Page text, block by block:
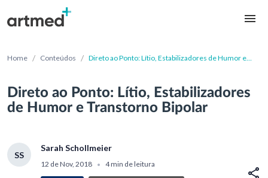
Home / Conteúdos / Direto ao Ponto: Lítio, Estabilizadores de Humor e
Direto ao Ponto: Lítio, Estabilizadores
de Humor e Transtorno Bipolar
SS
Sarah Schollmeier
12 de Nov, 2018 • 4 min de leitura